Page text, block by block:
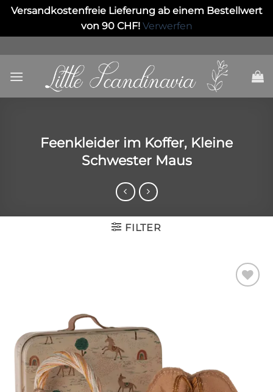
Versandkostenfreie Lieferung ab einem Bestellwert
von 90 CHF! Verwerfen
to
content
Feenkleider im Koffer, Kleine
Schwester Maus
FILTER